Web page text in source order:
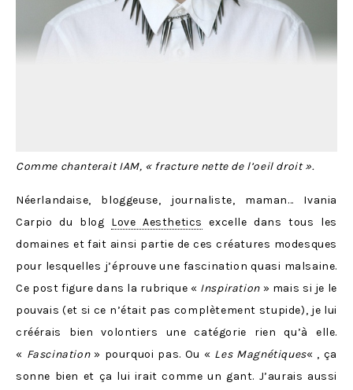
Comme chanterait IAM, « fracture nette de l’oeil droit ».
Néerlandaise, bloggeuse, journaliste, maman… Ivania
Carpio du blog Love Aesthetics excelle dans tous les
domaines et fait ainsi partie de ces créatures modesques
pour lesquelles j’éprouve une fascination quasi malsaine.
Ce post figure dans la rubrique « Inspiration» mais si je le
pouvais (et si ce n’était pas complètement stupide), je lui
créérais bien volontiers une catégorie rien qu’à elle.
« Fascination» pourquoi pas. Ou « Les Magnétiques« , ça
sonne bien et ça lui irait comme un gant. J’aurais aussi